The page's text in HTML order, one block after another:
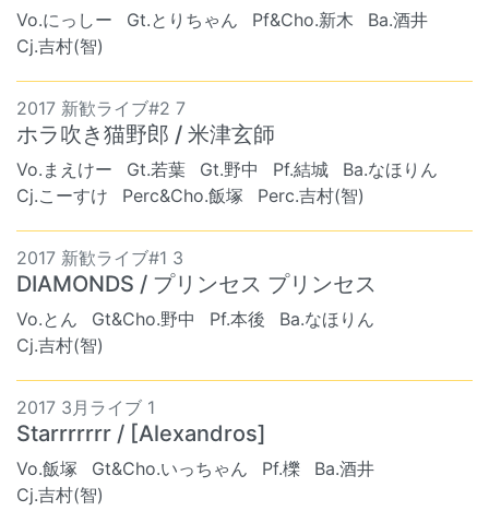
Vo.にっしー Gt.とりちゃん Pf&Cho.新木
Ba.酒井
Cj.吉村(智)
2017 新歓ライブ#2 7
ホラ吹き猫野郎 / 米津玄師
Vo.まえけー Gt.若葉 Gt.野中 Pf.結城
Ba.なほりん
Cj.こーすけ
Perc&Cho.飯塚 Perc.吉村(智)
2017 新歓ライブ#1 3
DIAMONDS / プリンセス プリンセス
Vo.とん Gt&Cho.野中 Pf.本後
Ba.なほりん
Cj.吉村(智)
2017 3月ライブ 1
Starrrrrrr / [Alexandros]
Vo.飯塚 Gt&Cho.いっちゃん Pf.櫟
Ba.酒井
Cj.吉村(智)